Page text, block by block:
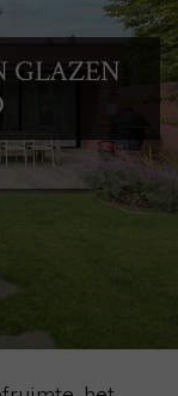
GLAZEN